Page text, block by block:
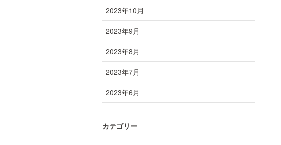
2023年10月
2023年9月
2023年8月
2023年7月
2023年6月
カテゴリー